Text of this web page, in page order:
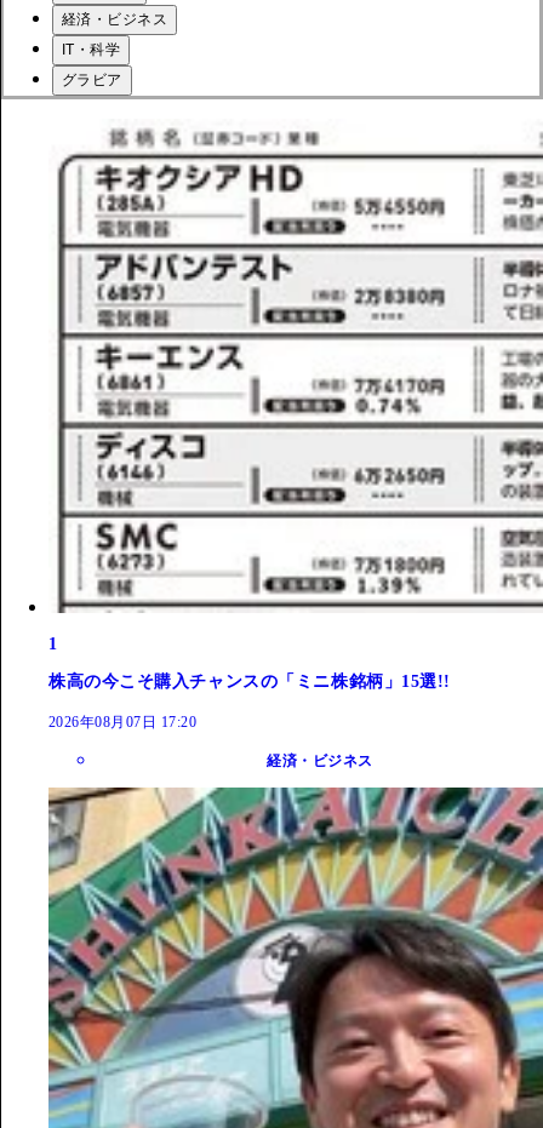
経済・ビジネス
IT・科学
グラビア
1
株高の今こそ購入チャンスの「ミニ株銘柄」15選!!
2026年08月07日 17:20
経済・ビジネス